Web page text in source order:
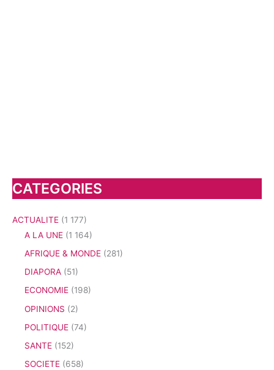
CATEGORIES
ACTUALITE (1 177)
A LA UNE (1 164)
AFRIQUE & MONDE (281)
DIAPORA (51)
ECONOMIE (198)
OPINIONS (2)
POLITIQUE (74)
SANTE (152)
SOCIETE (658)